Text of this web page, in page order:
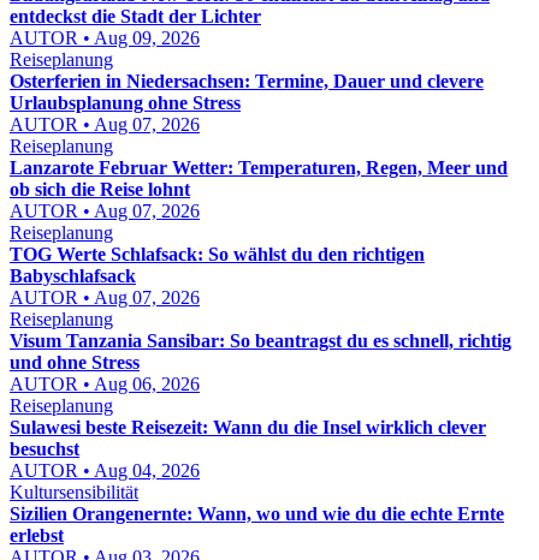
entdeckst die Stadt der Lichter
AUTOR • Aug 09, 2026
Reiseplanung
Osterferien in Niedersachsen: Termine, Dauer und clevere
Urlaubsplanung ohne Stress
AUTOR • Aug 07, 2026
Reiseplanung
Lanzarote Februar Wetter: Temperaturen, Regen, Meer und
ob sich die Reise lohnt
AUTOR • Aug 07, 2026
Reiseplanung
TOG Werte Schlafsack: So wählst du den richtigen
Babyschlafsack
AUTOR • Aug 07, 2026
Reiseplanung
Visum Tanzania Sansibar: So beantragst du es schnell, richtig
und ohne Stress
AUTOR • Aug 06, 2026
Reiseplanung
Sulawesi beste Reisezeit: Wann du die Insel wirklich clever
besuchst
AUTOR • Aug 04, 2026
Kultursensibilität
Sizilien Orangenernte: Wann, wo und wie du die echte Ernte
erlebst